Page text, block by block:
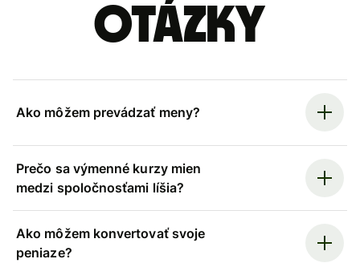
otázky
Ako môžem prevádzať meny?
Prečo sa výmenné kurzy mien
medzi spoločnosťami líšia?
Ako môžem konvertovať svoje
peniaze?